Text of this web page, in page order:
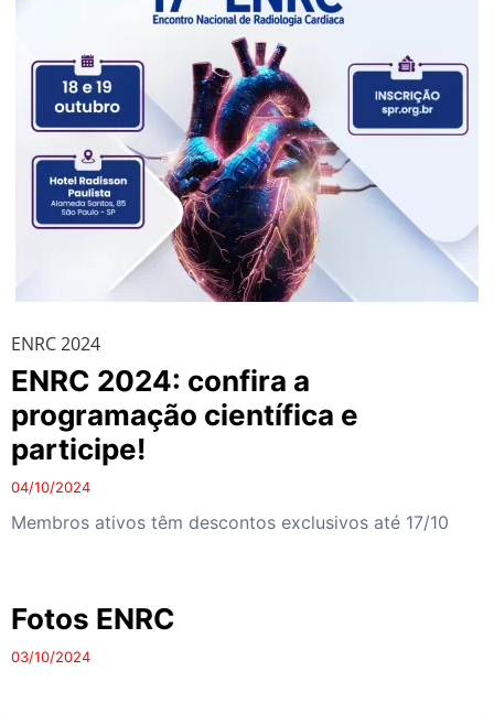
ENRC 2024
ENRC 2024: confira a
programação científica e
participe!
04/10/2024
Membros ativos têm descontos exclusivos até 17/10
Fotos ENRC
03/10/2024